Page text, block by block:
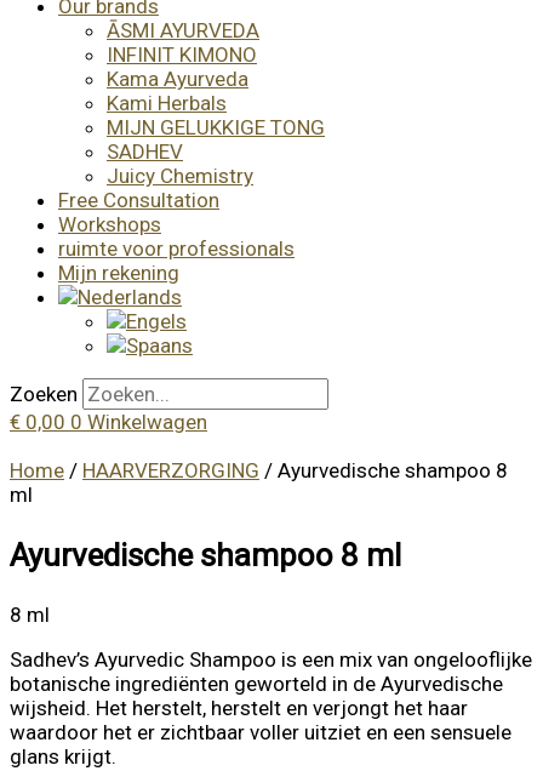
Our brands
ĀSMI AYURVEDA
INFINIT KIMONO
Kama Ayurveda
Kami Herbals
MIJN GELUKKIGE TONG
SADHEV
Juicy Chemistry
Free Consultation
Workshops
ruimte voor professionals
Mijn rekening
Zoeken
€ 0,00 0 Winkelwagen
Home / HAARVERZORGING / Ayurvedische shampoo 8
ml
Ayurvedische shampoo 8 ml
8 ml
Sadhev’s Ayurvedic Shampoo is een mix van ongelooflijke
botanische ingrediënten geworteld in de Ayurvedische
wijsheid. Het herstelt, herstelt en verjongt het haar
waardoor het er zichtbaar voller uitziet en een sensuele
glans krijgt.